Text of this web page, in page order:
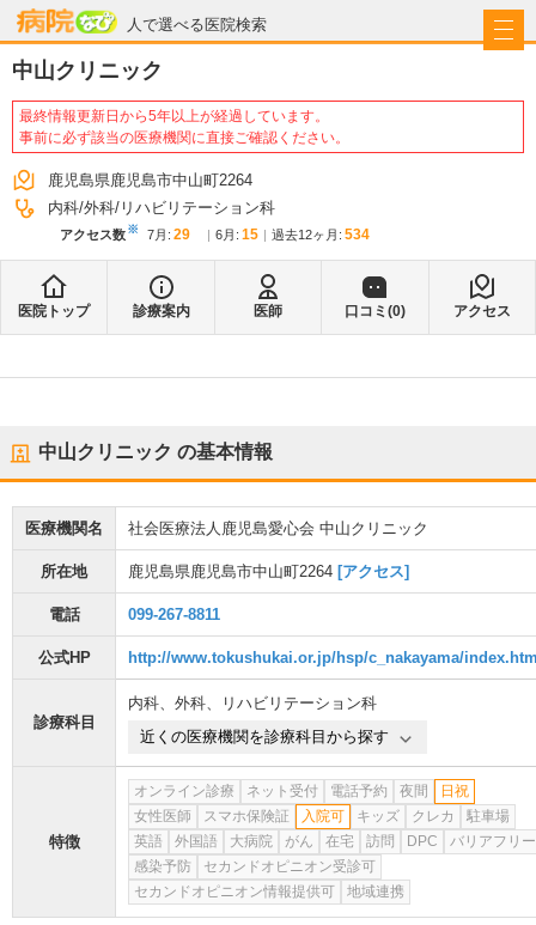
人で選べる医院検索
病院なび
中山クリニック
最終情報更新日から5年以上が経過しています。
事前に必ず該当の医療機関に直接ご確認ください。
鹿児島県鹿児島市中山町2264
内科 外科 リハビリテーション科
アクセス数※ 7月 : 29 6月 : 15 過去12ヶ月: 534
医院トップ 診療案内 医師 口コミ(0) アクセス
中山クリニック の基本情報
医療機関名 社会医療法人鹿児島愛心会 中山クリニック
所在地 鹿児島県鹿児島市中山町2264 [アクセス]
電話 099-267-8811
公式HP http://www.tokushukai.or.jp/hsp/c_nakayama/
診療科目
内科、 外科、
リハビリテーション科
近くの医療機関を診療科目から探す
特徴
オンライン診療 ネット受付 電話予約 夜間
日祝
女性医師
スマホ保険証 入院可 キッズ クレカ
駐車場
英語
外国語 大病院 がん 在宅 訪問 DPC
バリアフリー
感染予防
セカンドオピニオン受診可
セカンドオピニオン情報提供可
地域連携